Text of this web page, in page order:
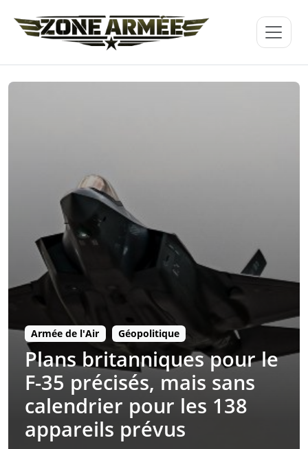
Armée de l'Air Géopolitique
Plans britanniques pour le
F-35 précisés, mais sans
calendrier pour les 138
appareils prévus